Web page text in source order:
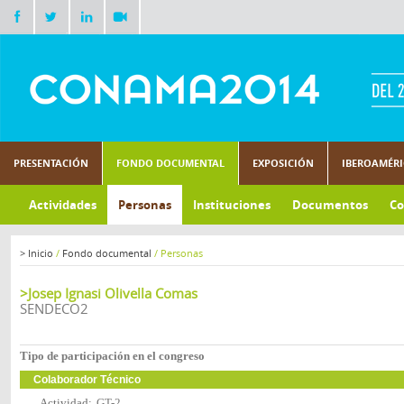
PRESENTACIÓN FONDO DOCUMENTAL EXPOSICIÓN
Actividades Personas Instituciones Documentos
> Inicio / Fondo documental / Personas
>Josep Ignasi Olivella Comas
SENDECO2
Tipo de participación en el congreso
Colaborador Técnico